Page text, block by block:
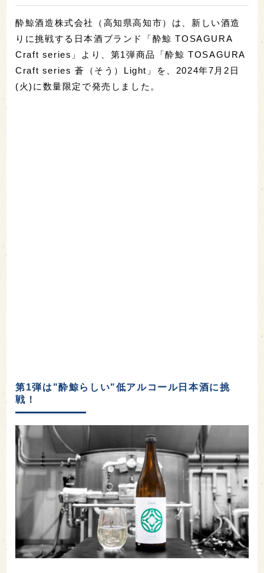
酔鯨酒造株式会社（高知県高知市）は、新しい酒造
りに挑戦する日本酒ブランド「酔鯨 TOSAGURA
Craft series」より、第1弾商品「酔鯨 TOSAGURA
Craft series 蒼（そう）Light」を、2024年7月2日
(火)に数量限定で発売しました。
第1弾は"酔鯨らしい"低アルコール日本酒に挑
戦！